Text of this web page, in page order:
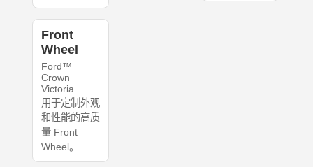
Front
Wheel
Ford™
Crown
Victoria
用于定制外观
和性能的高质
量 Front
Wheel。